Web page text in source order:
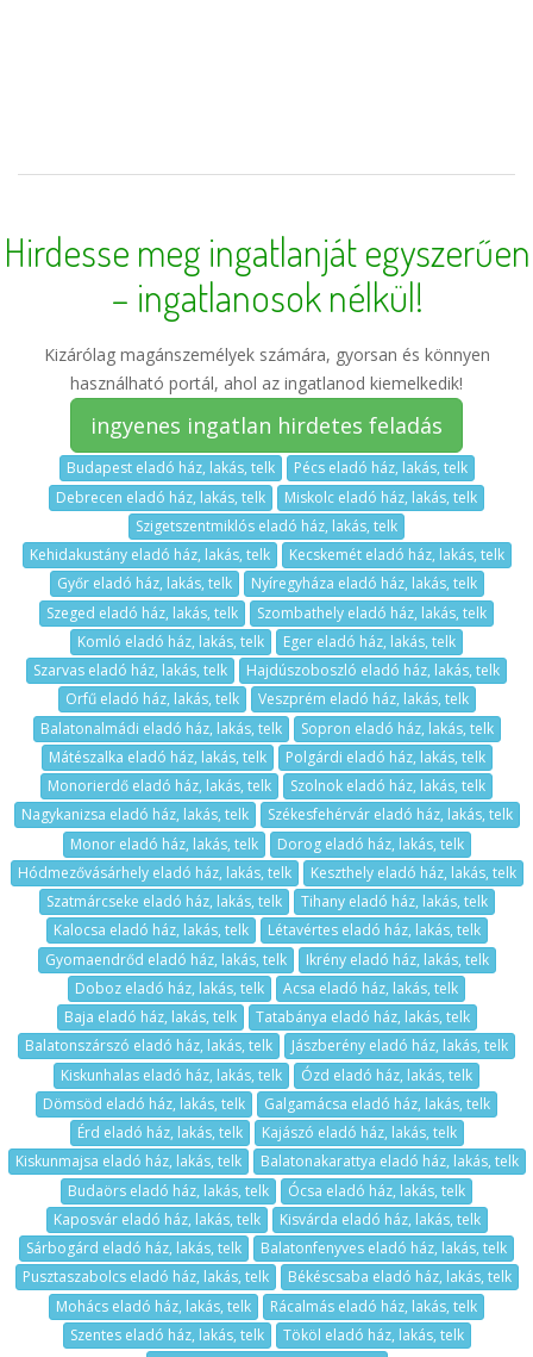
Hirdesse meg ingatlanját egyszerűen
– ingatlanosok nélkül!
Kizárólag magánszemélyek számára, gyorsan és könnyen
használható portál, ahol az ingatlanod kiemelkedik!
ingyenes ingatlan hirdetes feladás
Budapest eladó ház, lakás, telk
Pécs eladó ház, lakás, telk
Debrecen eladó ház, lakás, telk
Miskolc eladó ház, lakás, telk
Szigetszentmiklós eladó ház, lakás, telk
Kehidakustány eladó ház, lakás, telk
Kecskemét eladó ház, lakás, telk
Győr eladó ház, lakás, telk
Nyíregyháza eladó ház, lakás, telk
Szeged eladó ház, lakás, telk
Szombathely eladó ház, lakás, telk
Komló eladó ház, lakás, telk
Eger eladó ház, lakás, telk
Szarvas eladó ház, lakás, telk
Hajdúszoboszló eladó ház, lakás, telk
Orfű eladó ház, lakás, telk
Veszprém eladó ház, lakás, telk
Balatonalmádi eladó ház, lakás, telk
Sopron eladó ház, lakás, telk
Mátészalka eladó ház, lakás, telk
Polgárdi eladó ház, lakás, telk
Monorierdő eladó ház, lakás, telk
Szolnok eladó ház, lakás, telk
Nagykanizsa eladó ház, lakás, telk
Székesfehérvár eladó ház, lakás, telk
Monor eladó ház, lakás, telk
Dorog eladó ház, lakás, telk
Hódmezővásárhely eladó ház, lakás, telk
Keszthely eladó ház, lakás, telk
Szatmárcseke eladó ház, lakás, telk
Tihany eladó ház, lakás, telk
Kalocsa eladó ház, lakás, telk
Létavértes eladó ház, lakás, telk
Gyomaendrőd eladó ház, lakás, telk
Ikrény eladó ház, lakás, telk
Doboz eladó ház, lakás, telk
Acsa eladó ház, lakás, telk
Baja eladó ház, lakás, telk
Tatabánya eladó ház, lakás, telk
Balatonszárszó eladó ház, lakás, telk
Jászberény eladó ház, lakás, telk
Kiskunhalas eladó ház, lakás, telk
Ózd eladó ház, lakás, telk
Dömsöd eladó ház, lakás, telk
Galgamácsa eladó ház, lakás, telk
Érd eladó ház, lakás, telk
Kajászó eladó ház, lakás, telk
Kiskunmajsa eladó ház, lakás, telk
Balatonakarattya eladó ház, lakás, telk
Budaörs eladó ház, lakás, telk
Ócsa eladó ház, lakás, telk
Kaposvár eladó ház, lakás, telk
Kisvárda eladó ház, lakás, telk
Sárbogárd eladó ház, lakás, telk
Balatonfenyves eladó ház, lakás, telk
Pusztaszabolcs eladó ház, lakás, telk
Békéscsaba eladó ház, lakás, telk
Mohács eladó ház, lakás, telk
Rácalmás eladó ház, lakás, telk
Szentes eladó ház, lakás, telk
Tököl eladó ház, lakás, telk